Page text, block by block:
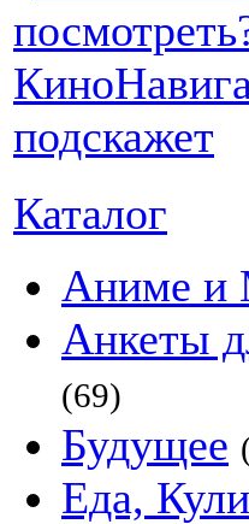
Каталог
Аниме и
Анкеты
(69)
Будущее
Еда,